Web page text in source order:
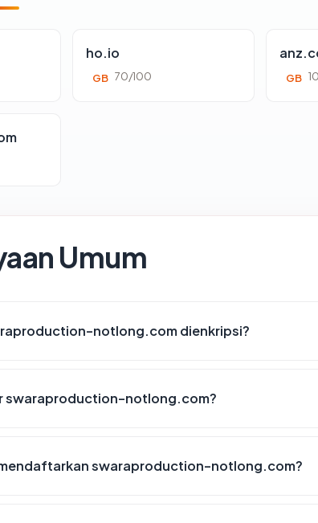
ho.io
GB 70/100 GB
Umum
notlong.com dienkripsi?
swaraproduction-notlong.com?
swaraproduction-notlong.com?